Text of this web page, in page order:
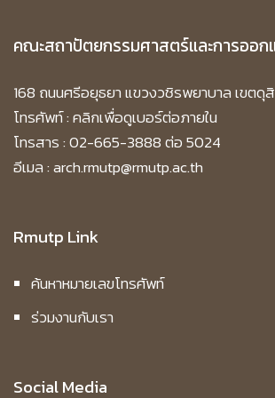
คณะสถาปัตยกรรมศาสตร์และการออก
168 ถนนศรีอยุธยา แขวงวชิรพยาบาล เขตดุ
โทรศัพท์ :คลิกเพื่อดูเบอร์ต่อภายใน
โทรสาร : 02-665-3888 ต่อ 5024
อีเมล : arch.rmutp@rmutp.ac.th
Rmutp Link
ค้นหาหมายเลขโทรศัพท์
ร่วมงานกับเรา
Social Media